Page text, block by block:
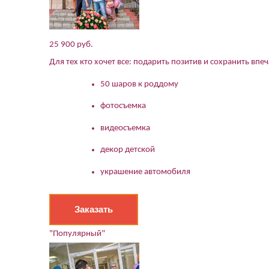
25 900 руб.
Для тех кто хочет все: подарить позитив и сохранить
50 шаров к роддому
фотосъемка
видеосъемка
декор детской
украшение автомобиля
Заказать
"Популярный"